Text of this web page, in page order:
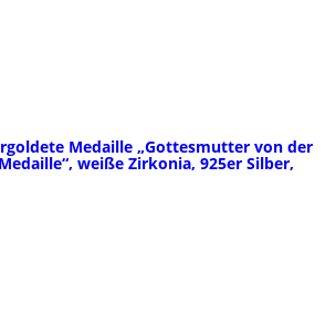
Medaille „Gottesmutter von der
weiße Zirkonia, 925er Silber,